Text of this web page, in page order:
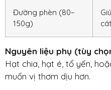
Đường phèn (80–
150g)
cát
Nguyên liệu phụ (tùy
Hạt chia, hạt é, tổ yến,
muốn vị thơm dịu hơn.